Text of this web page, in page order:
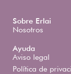
Sobre Erlai
Nosotros
Ayuda
Aviso legal
Política de